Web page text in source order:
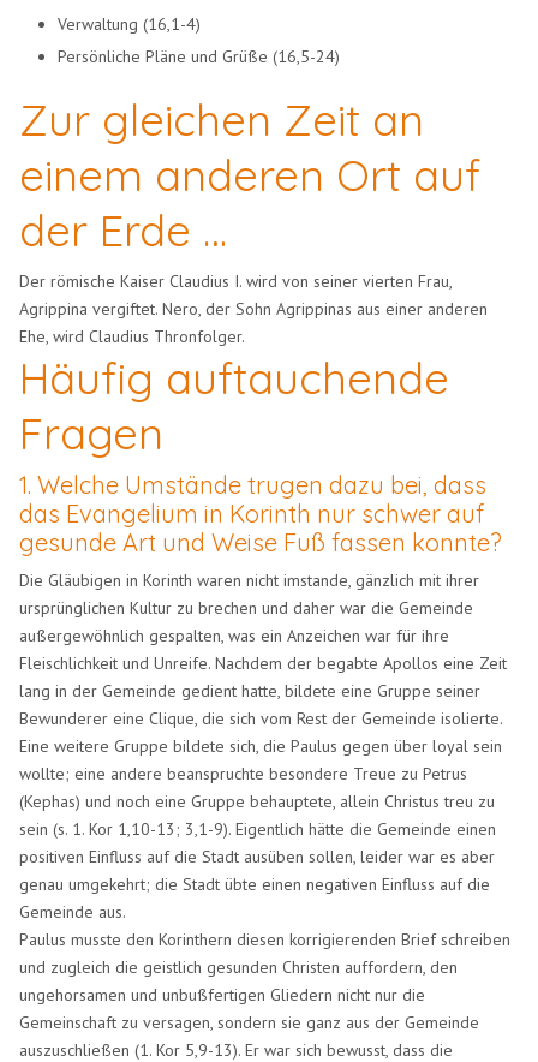
Verwaltung (16,1-4)
Persönliche Pläne und Grüße (16,5-24)
Zur gleichen Zeit an
einem anderen Ort auf
der Erde …
Der römische Kaiser Claudius I. wird von seiner vierten Frau,
Agrippina vergiftet. Nero, der Sohn Agrippinas aus einer anderen
Ehe, wird Claudius Thronfolger.
Häufig auftauchende
Fragen
1. Welche Umstände trugen dazu bei, dass
das Evangelium in Korinth nur schwer auf
gesunde Art und Weise Fuß fassen konnte?
Die Gläubigen in Korinth waren nicht imstande, gänzlich mit ihrer
ursprünglichen Kultur zu brechen und daher war die Gemeinde
außergewöhnlich gespalten, was ein Anzeichen war für ihre
Fleischlichkeit und Unreife. Nachdem der begabte Apollos eine Zeit
lang in der Gemeinde gedient hatte, bildete eine Gruppe seiner
Bewunderer eine Clique, die sich vom Rest der Gemeinde isolierte.
Eine weitere Gruppe bildete sich, die Paulus gegen über loyal sein
wollte; eine andere beanspruchte besondere Treue zu Petrus
(Kephas) und noch eine Gruppe behauptete, allein Christus treu zu
sein (s. 1. Kor 1,10-13; 3,1-9). Eigentlich hätte die Gemeinde einen
positiven Einfluss auf die Stadt ausüben sollen, leider war es aber
genau umgekehrt; die Stadt übte einen negativen Einfluss auf die
Gemeinde aus.
Paulus musste den Korinthern diesen korrigierenden Brief schreiben
und zugleich die geistlich gesunden Christen auffordern, den
ungehorsamen und unbußfertigen Gliedern nicht nur die
Gemeinschaft zu versagen, sondern sie ganz aus der Gemeinde
auszuschließen (1. Kor 5,9-13). Er war sich bewusst, dass die